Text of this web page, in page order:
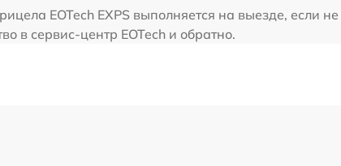
EOTech EXPS выполняется на выезде, если
в сервис-центр EOTech и обратно.